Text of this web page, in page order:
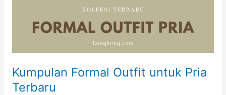
Kumpulan Formal Outfit untuk Pria
Terbaru